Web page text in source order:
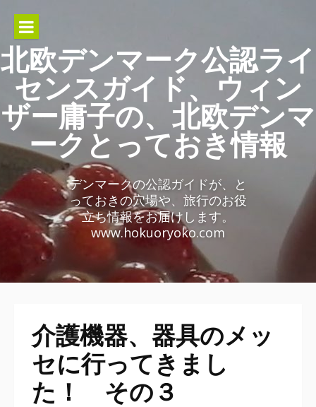
content
北欧デンマーク公認ライ
センスガイド、ウィン
ザー庸子の、北欧デンマ
ークとっておき情報
デンマークの公認ガイドが、と
っておきの穴場や、旅行のお役
立ち情報をお届けします。
www.hokuoryoko.com
介護機器、器具のメッ
セに行ってきまし
た！ その３